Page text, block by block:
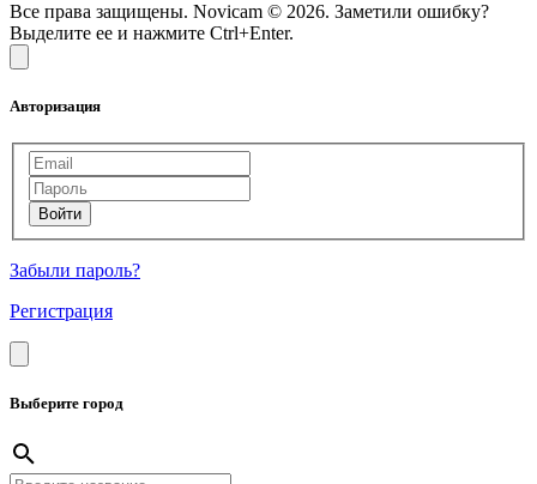
Все права защищены. Novicam © 2026. Заметили ошибку?
Выделите ее и нажмите Ctrl+Enter.
Авторизация
Забыли пароль?
Регистрация
Выберите город